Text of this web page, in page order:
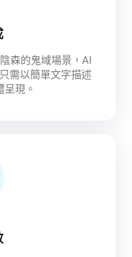
森的鬼域場景，AI
需以簡單文字描述
現。